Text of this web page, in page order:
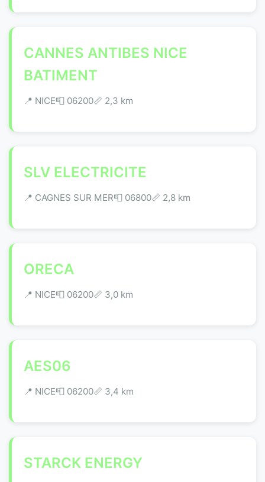
CANNES ANTIBES NICE
BATIMENT
📍 NICE📮 06200📏 2,3 km
SLV ELECTRICITE
📍 CAGNES SUR MER📮 06800📏 2,8 km
ORECA
📍 NICE📮 06200📏 3,0 km
AES06
📍 NICE📮 06200📏 3,4 km
STARCK ENERGY